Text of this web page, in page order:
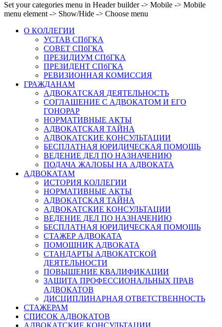
Set your categories menu in Header builder -> Mobile -> Mobile
menu element -> Show/Hide -> Choose menu
О КОЛЛЕГИИ
УСТАВ СПбГКА
СОВЕТ СПбГКА
ПРЕЗИДИУМ СПбГКА
ПРЕЗИДЕНТ СПбГКА
РЕВИЗИОННАЯ КОМИССИЯ
ГРАЖДАНАМ
АДВОКАТСКАЯ ДЕЯТЕЛЬНОСТЬ
СОГЛАШЕНИЕ С АДВОКАТОМ И ЕГО
ГОНОРАР
НОРМАТИВНЫЕ АКТЫ
АДВОКАТСКАЯ ТАЙНА
АДВОКАТСКИЕ КОНСУЛЬТАЦИИ
БЕСПЛАТНАЯ ЮРИДИЧЕСКАЯ ПОМОЩЬ
ВЕДЕНИЕ ДЕЛ ПО НАЗНАЧЕНИЮ
ПОДАЧА ЖАЛОБЫ НА АДВОКАТА
АДВОКАТАМ
ИСТОРИЯ КОЛЛЕГИИ
НОРМАТИВНЫЕ АКТЫ
АДВОКАТСКАЯ ТАЙНА
АДВОКАТСКИЕ КОНСУЛЬТАЦИИ
ВЕДЕНИЕ ДЕЛ ПО НАЗНАЧЕНИЮ
БЕСПЛАТНАЯ ЮРИДИЧЕСКАЯ ПОМОЩЬ
СТАЖЕР АДВОКАТА
ПОМОЩНИК АДВОКАТА
СТАНДАРТЫ АДВОКАТСКОЙ
ДЕЯТЕЛЬНОСТИ
ПОВЫШЕНИЕ КВАЛИФИКАЦИИ
ЗАЩИТА ПРОФЕССИОНАЛЬНЫХ ПРАВ
АДВОКАТОВ
ДИСЦИПЛИНАРНАЯ ОТВЕТСТВЕННОСТЬ
СТАЖЕРАМ
СПИСОК АДВОКАТОВ
АДВОКАТСКИЕ КОНСУЛЬТАЦИИ